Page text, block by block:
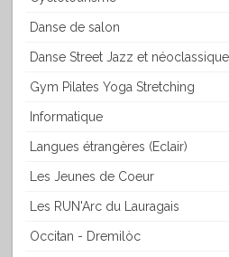
Danse de salon
Danse Street Jazz et
Gym Pilates Yoga Stretching
Informatique
Langues étrangères (Eclair)
Les Jeunes de Coeur
Les RUN'Arc du Lauragais
Occitan - Dremilòc